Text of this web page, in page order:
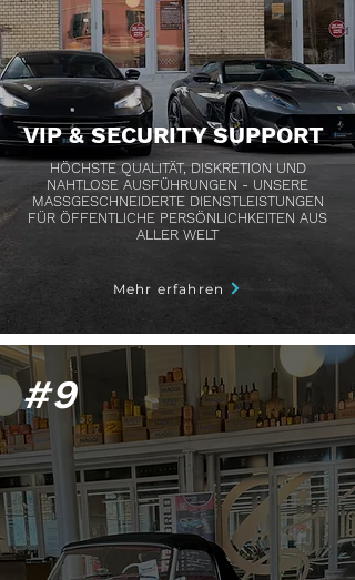
VIP & SECURITY SUPPORT
HÖCHSTE QUALITÄT, DISKRETION UND
NAHTLOSE AUSFÜHRUNGEN - UNSERE
MASSGESCHNEIDERTE DIENSTLEISTUNGEN
FÜR ÖFFENTLICHE PERSÖNLICHKEITEN AUS
ALLER WELT
Mehr erfahren
#9